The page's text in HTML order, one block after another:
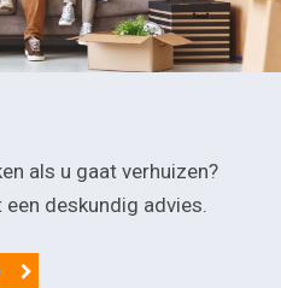
als u gaat verhuizen?
deskundig advies.